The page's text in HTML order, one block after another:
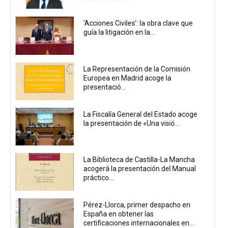
‘Acciones Civiles’: la obra clave que
guía la litigación en la...
La Representación de la Comisión
Europea en Madrid acoge la
presentació...
La Fiscalía General del Estado acoge
la presentación de «Una visió...
La Biblioteca de Castilla-La Mancha
acogerá la presentación del Manual
práctico...
Pérez-Llorca, primer despacho en
España en obtener las
certificaciones internacionales en...